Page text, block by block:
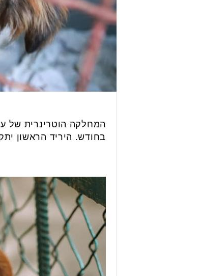
המחלקה הוטרינרית של
בחודש. היריד הראשון יתקיים כאמור ביום